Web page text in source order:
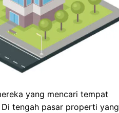
yang mencari tempat
tengah pasar properti yang